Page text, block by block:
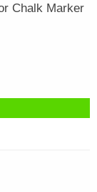
Chalk Marker